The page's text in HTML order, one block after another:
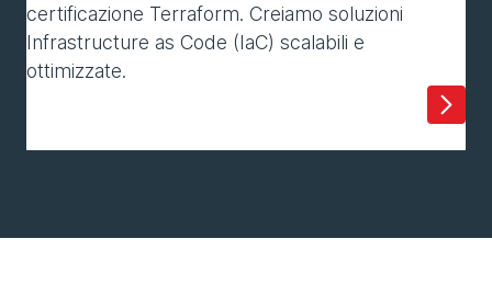
certificazione Terraform. Creiamo soluzioni
Infrastructure as Code (IaC) scalabili e
ottimizzate.